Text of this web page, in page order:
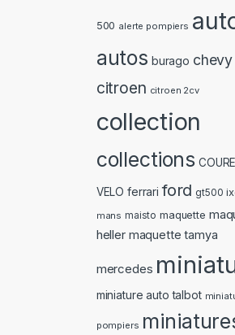
500 alerte pompiers
autos burago chevy
citroen citroen 2cv
collection
collections
VELO ferrari ford gt500
mans maisto maquette
heller maquette tamya
mercedes
miniature auto talbot
pompiers